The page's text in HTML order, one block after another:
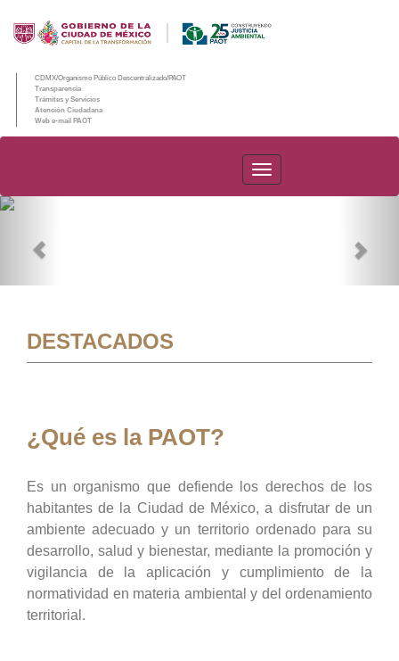
CDMX/Organismo Público Descentralizado/PAOT
Transparencia
Trámites y Servicios
Atención Ciudadana
Web e-mail PAOT
PAOT
DESTACADOS
¿Qué es la PAOT?
Es un organismo que defiende los derechos de los
habitantes de la Ciudad de México, a disfrutar de un
ambiente adecuado y un territorio ordenado para su
desarrollo, salud y bienestar, mediante la promoción y
vigilancia de la aplicación y cumplimiento de la
normatividad en materia ambiental y del ordenamiento
territorial.